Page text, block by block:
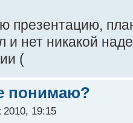
презентацию,
и нет никакой
(
понимаю?
2010, 19:15